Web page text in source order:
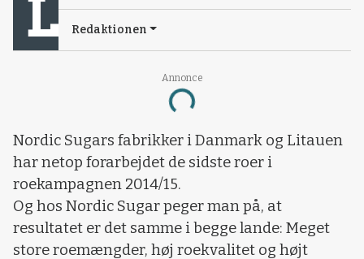
Annonce
Loading...
Redaktionen
Nordic Sugars fabrikker i Danmark og Litauen
har netop forarbejdet de sidste roer i
roekampagnen 2014/15.
Og hos Nordic Sugar peger man på, at
resultatet er det samme i begge lande: Meget
store roemængder, høj roekvalitet og højt